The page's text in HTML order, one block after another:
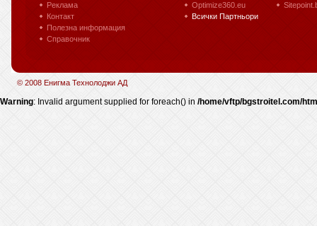
Реклама
Контакт
Полезна информация
Справочник
Optimize360.eu
Всички Партньори
© 2008 Енигма Технолоджи АД
Warning: Invalid argument supplied for foreach() in /home/vftp/bgstroitel.com/